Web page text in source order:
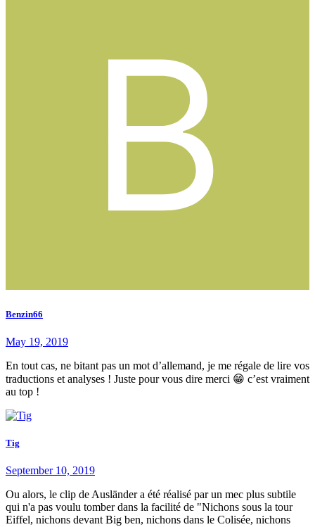
Benzin66
May 19, 2019
En tout cas, ne bitant pas un mot d’allemand, je me régale de lire vos
traductions et analyses ! Juste pour vous dire merci 😁 c’est vraiment
au top !
Tig
September 10, 2019
Ou alors, le clip de Ausländer a été réalisé par un mec plus subtile
qui n'a pas voulu tomber dans la facilité de "Nichons sous la tour
Eiffel, nichons devant Big ben, nichons dans le Colisée, nichons